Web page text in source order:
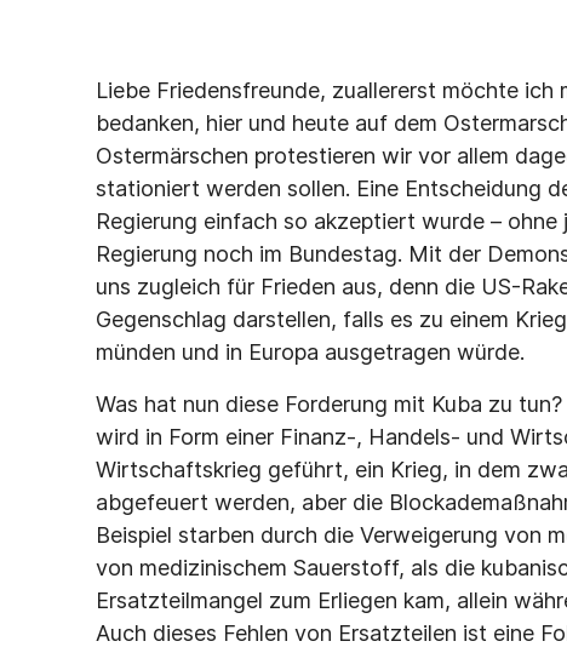
Liebe Friedensfreunde, zuallererst möchte
bedanken, hier und heute auf dem
Ostermärschen protestieren wir vor allem
stationiert werden sollen. Eine Entscheidung
Regierung einfach so akzeptiert wurde –
Regierung noch im Bundestag. Mit der
uns zugleich für Frieden aus, denn die US-
Gegenschlag darstellen, falls es zu einem
münden und in Europa ausgetragen würde.
Was hat nun diese Forderung mit Kuba zu
wird in Form einer Finanz-, Handels- und
Wirtschaftskrieg geführt, ein Krieg, in dem
abgefeuert werden, aber die
Beispiel starben durch die Verweigerung von
von medizinischem Sauerstoff, als die
Ersatzteilmangel zum Erliegen kam, allein
Auch dieses Fehlen von Ersatzteilen ist eine